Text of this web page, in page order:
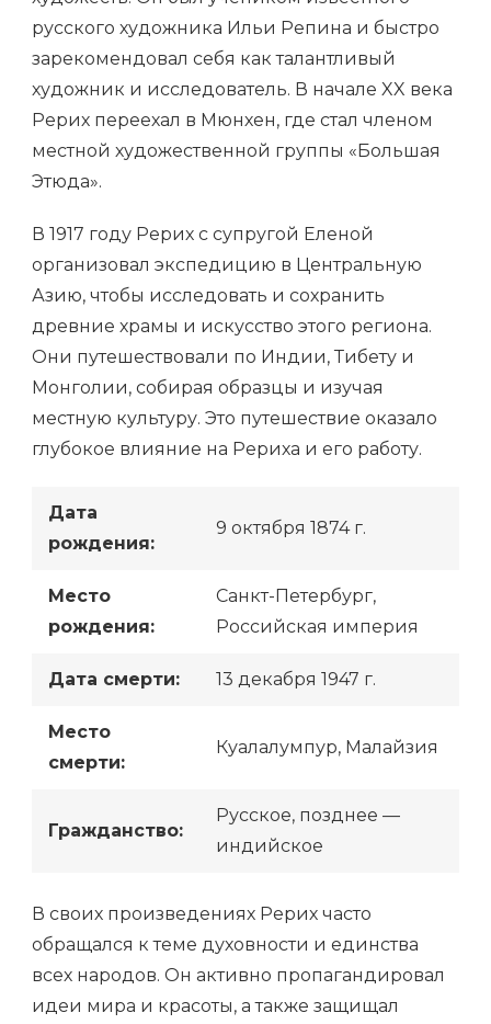
русского художника Ильи Репина и быстро
зарекомендовал себя как талантливый
художник и исследователь. В начале XX века
Рерих переехал в Мюнхен, где стал членом
местной художественной группы «Большая
Этюда».
В 1917 году Рерих с супругой Еленой
организовал экспедицию в Центральную
Азию, чтобы исследовать и сохранить
древние храмы и искусство этого региона.
Они путешествовали по Индии, Тибету и
Монголии, собирая образцы и изучая
местную культуру. Это путешествие оказало
глубокое влияние на Рериха и его работу.
Дата
рождения:
9 октября 1874 г.
Место
рождения:
Санкт-Петербург,
Российская империя
Дата смерти: 13 декабря 1947 г.
Место
смерти:
Куалалумпур, Малайзия
Гражданство:
Русское, позднее —
индийское
В своих произведениях Рерих часто
обращался к теме духовности и единства
всех народов. Он активно пропагандировал
идеи мира и красоты, а также защищал